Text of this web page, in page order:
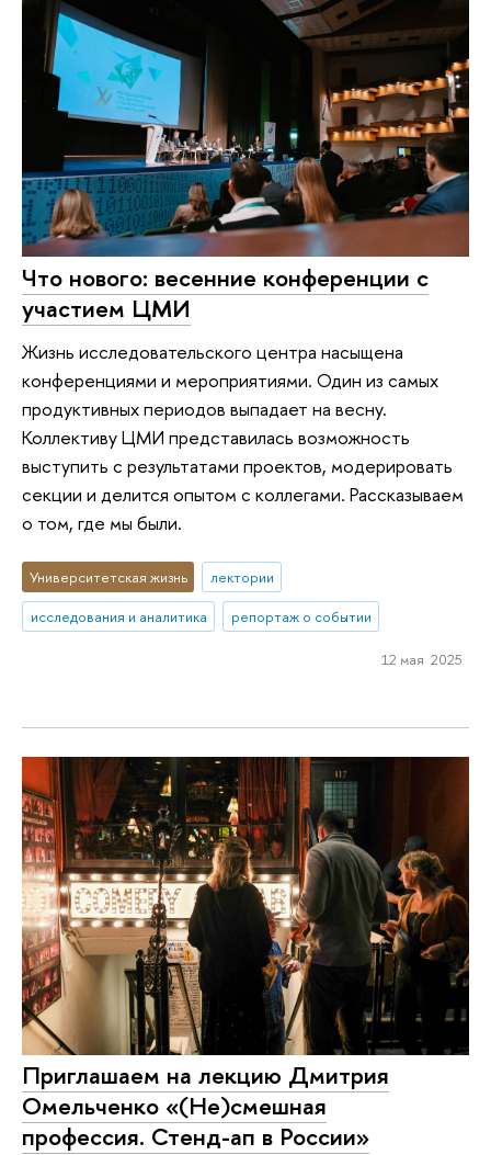
Что нового: весенние конференции с
участием ЦМИ
Жизнь исследовательского центра насыщена
конференциями и мероприятиями. Один из самых
продуктивных периодов выпадает на весну.
Коллективу ЦМИ представилась возможность
выступить с результатами проектов, модерировать
секции и делится опытом с коллегами. Рассказываем
о том, где мы были.
Университетская жизнь
лектории
исследования и аналитика
репортаж о событии
12 мая 2025
Приглашаем на лекцию Дмитрия
Омельченко «(Не)смешная
профессия. Стенд-ап в России»